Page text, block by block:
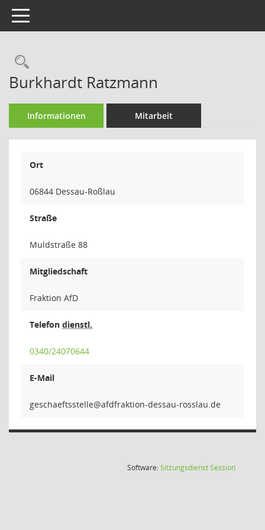
Toggle navigation
Rechercheauswahl
Burkhardt Ratzmann
Informationen Mitarbeit
Ort
06844 Dessau-Roßlau
Straße
Muldstraße 88
Mitgliedschaft
Fraktion AfD
Telefon dienstl.
0340/24070644
E-Mail
elletsst
Software:SitzungsdienstSession(Wird in